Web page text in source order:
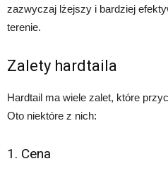
zazwyczaj lżejszy i bardziej
terenie.
Zalety hardtaila
Hardtail ma wiele zalet, które
Oto niektóre z nich:
1. Cena